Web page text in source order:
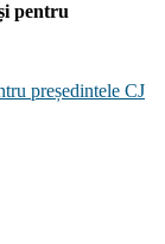
pentru
președintele CJ